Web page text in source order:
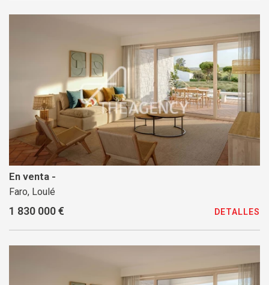
En venta -
Faro, Loulé
1 830 000 € DETALLES